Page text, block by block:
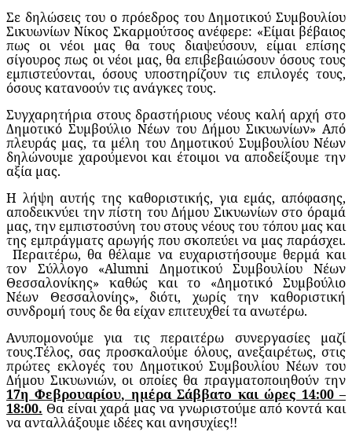
Σε δηλώσεις του ο πρόεδρος του Δημοτικού Συμβουλίου
Σικυωνίων Νίκος Σκαρμούτσος ανέφερε: «Είμαι βέβαιος
πως οι νέοι μας θα τους διαψεύσουν, είμαι επίσης
σίγουρος πως οι νέοι μας, θα επιβεβαιώσουν όσους τους
εμπιστεύονται, όσους υποστηρίζουν τις επιλογές τους,
όσους κατανοούν τις ανάγκες τους.
Συγχαρητήρια στους δραστήριους νέους καλή αρχή στο
Δημοτικό Συμβούλιο Νέων του Δήμου Σικυωνίων» Από
πλευράς μας, τα μέλη του Δημοτικού Συμβουλίου Νέων
δηλώνουμε χαρούμενοι και έτοιμοι να αποδείξουμε την
αξία μας.
Η λήψη αυτής της καθοριστικής, για εμάς, απόφασης,
αποδεικνύει την πίστη του Δήμου Σικυωνίων στο όραμά
μας, την εμπιστοσύνη του στους νέους του τόπου μας και
της εμπράγματς αρωγής που σκοπεύει να μας παράσχει.
Περαιτέρω, θα θέλαμε να ευχαριστήσουμε θερμά και
τον Σύλλογο «Alumni Δημοτικού Συμβουλίου Νέων
Θεσσαλονίκης» καθώς και το «Δημοτικό Συμβούλιο
Νέων Θεσσαλονίης», διότι, χωρίς την καθοριστική
συνδρομή τους δε θα είχαν επιτευχθεί τα ανωτέρω.
Ανυπομονούμε για τις περαιτέρω συνεργασίες μαζί
τους.Τέλος, σας προσκαλούμε όλους, ανεξαιρέτως, στις
πρώτες εκλογές του Δημοτικού Συμβουλίου Νέων του
Δήμου Σικυωνιών, οι οποίες θα πραγματοποιηθούν την
17η Φεβρουαρίου, ημέρα Σάββατο και ώρες 14:00 –
18:00. Θα είναι χαρά μας να γνωριστούμε από κοντά και
να ανταλλάξουμε ιδέες και ανησυχίες!!